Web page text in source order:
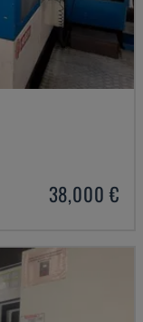
38,000 €